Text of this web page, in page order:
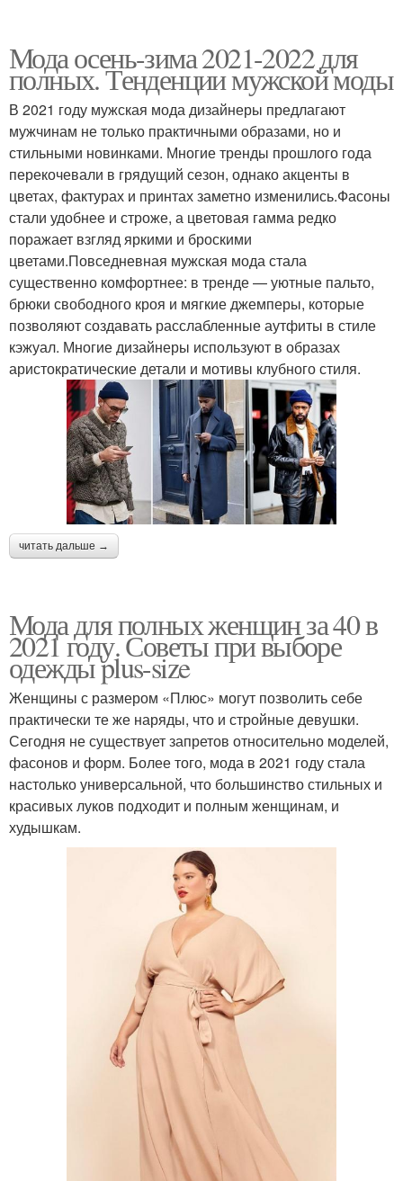
Мода осень-зима 2021-2022 для
полных. Тенденции мужской моды
В 2021 году мужская мода дизайнеры предлагают
мужчинам не только практичными образами, но и
стильными новинками. Многие тренды прошлого года
перекочевали в грядущий сезон, однако акценты в
цветах, фактурах и принтах заметно изменились.Фасоны
стали удобнее и строже, а цветовая гамма редко
поражает взгляд яркими и броскими
цветами.Повседневная мужская мода стала
существенно комфортнее: в тренде — уютные пальто,
брюки свободного кроя и мягкие джемперы, которые
позволяют создавать расслабленные аутфиты в стиле
кэжуал. Многие дизайнеры используют в образах
аристократические детали и мотивы клубного стиля.
читать дальше →
Мода для полных женщин за 40 в
2021 году. Советы при выборе
одежды plus-size
Женщины с размером «Плюс» могут позволить себе
практически те же наряды, что и стройные девушки.
Сегодня не существует запретов относительно моделей,
фасонов и форм. Более того, мода в 2021 году стала
настолько универсальной, что большинство стильных и
красивых луков подходит и полным женщинам, и
худышкам.